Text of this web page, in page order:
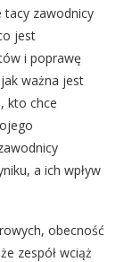
tacy zawodnicy
jest
i poprawę
ważna jest
kto chce
a ich wpływ
obecność
zespół wciąż